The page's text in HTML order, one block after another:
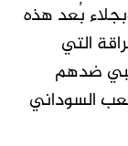
بُعد هذه
التي
ضدهم
السوداني